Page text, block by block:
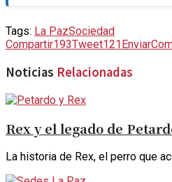
Tags: La PazSociedad
Compartir193Tweet121 Enviar
Noticias Relacionadas
Rex y el legado de
La historia de Rex, el perro que